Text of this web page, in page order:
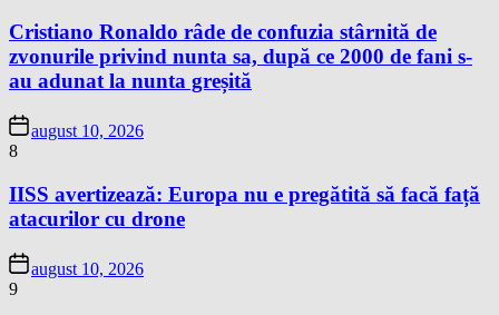
Cristiano Ronaldo râde de confuzia stârnită de
zvonurile privind nunta sa, după ce 2000 de fani s-
au adunat la nunta greșită
august 10, 2026
8
IISS avertizează: Europa nu e pregătită să facă față
atacurilor cu drone
august 10, 2026
9